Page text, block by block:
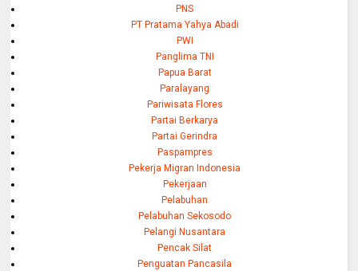
PNS
PT Pratama Yahya Abadi
PWI
Panglima TNI
Papua Barat
Paralayang
Pariwisata Flores
Partai Berkarya
Partai Gerindra
Paspampres
Pekerja Migran Indonesia
Pekerjaan
Pelabuhan
Pelabuhan Sekosodo
Pelangi Nusantara
Pencak Silat
Penguatan Pancasila